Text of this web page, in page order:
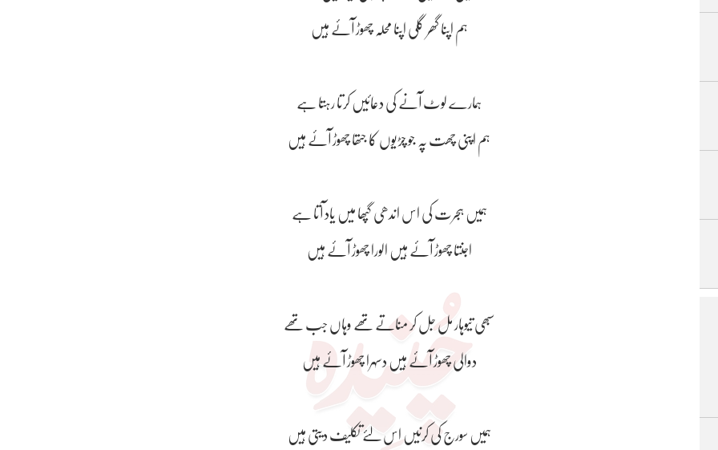
ہم اپنا گھر گلی اپنا محلہ چھوڑ آئے ہیں
ہمارے لوٹ آنے کی دعائیں کرتا رہتا ہے
ہم اپنی چھت پہ جو چڑیوں کا جتھا چھوڑ آئے ہیں
ہمیں ہجرت کی اس اندھی گپھا میں یاد آتا ہے
اجنتا چھوڑ آئے ہیں الورا چھوڑ آئے ہیں
سبھی تیوہار مل جل کر مناتے تھے وہاں جب تھے
دوالی چھوڑ آئے ہیں دسہرا چھوڑ آئے ہیں
ہمیں سورج کی کرنیں اس لئے تکلیف دیتی ہیں